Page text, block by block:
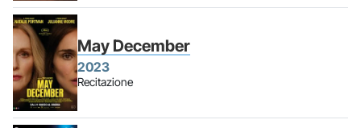
May December
2023
Recitazione